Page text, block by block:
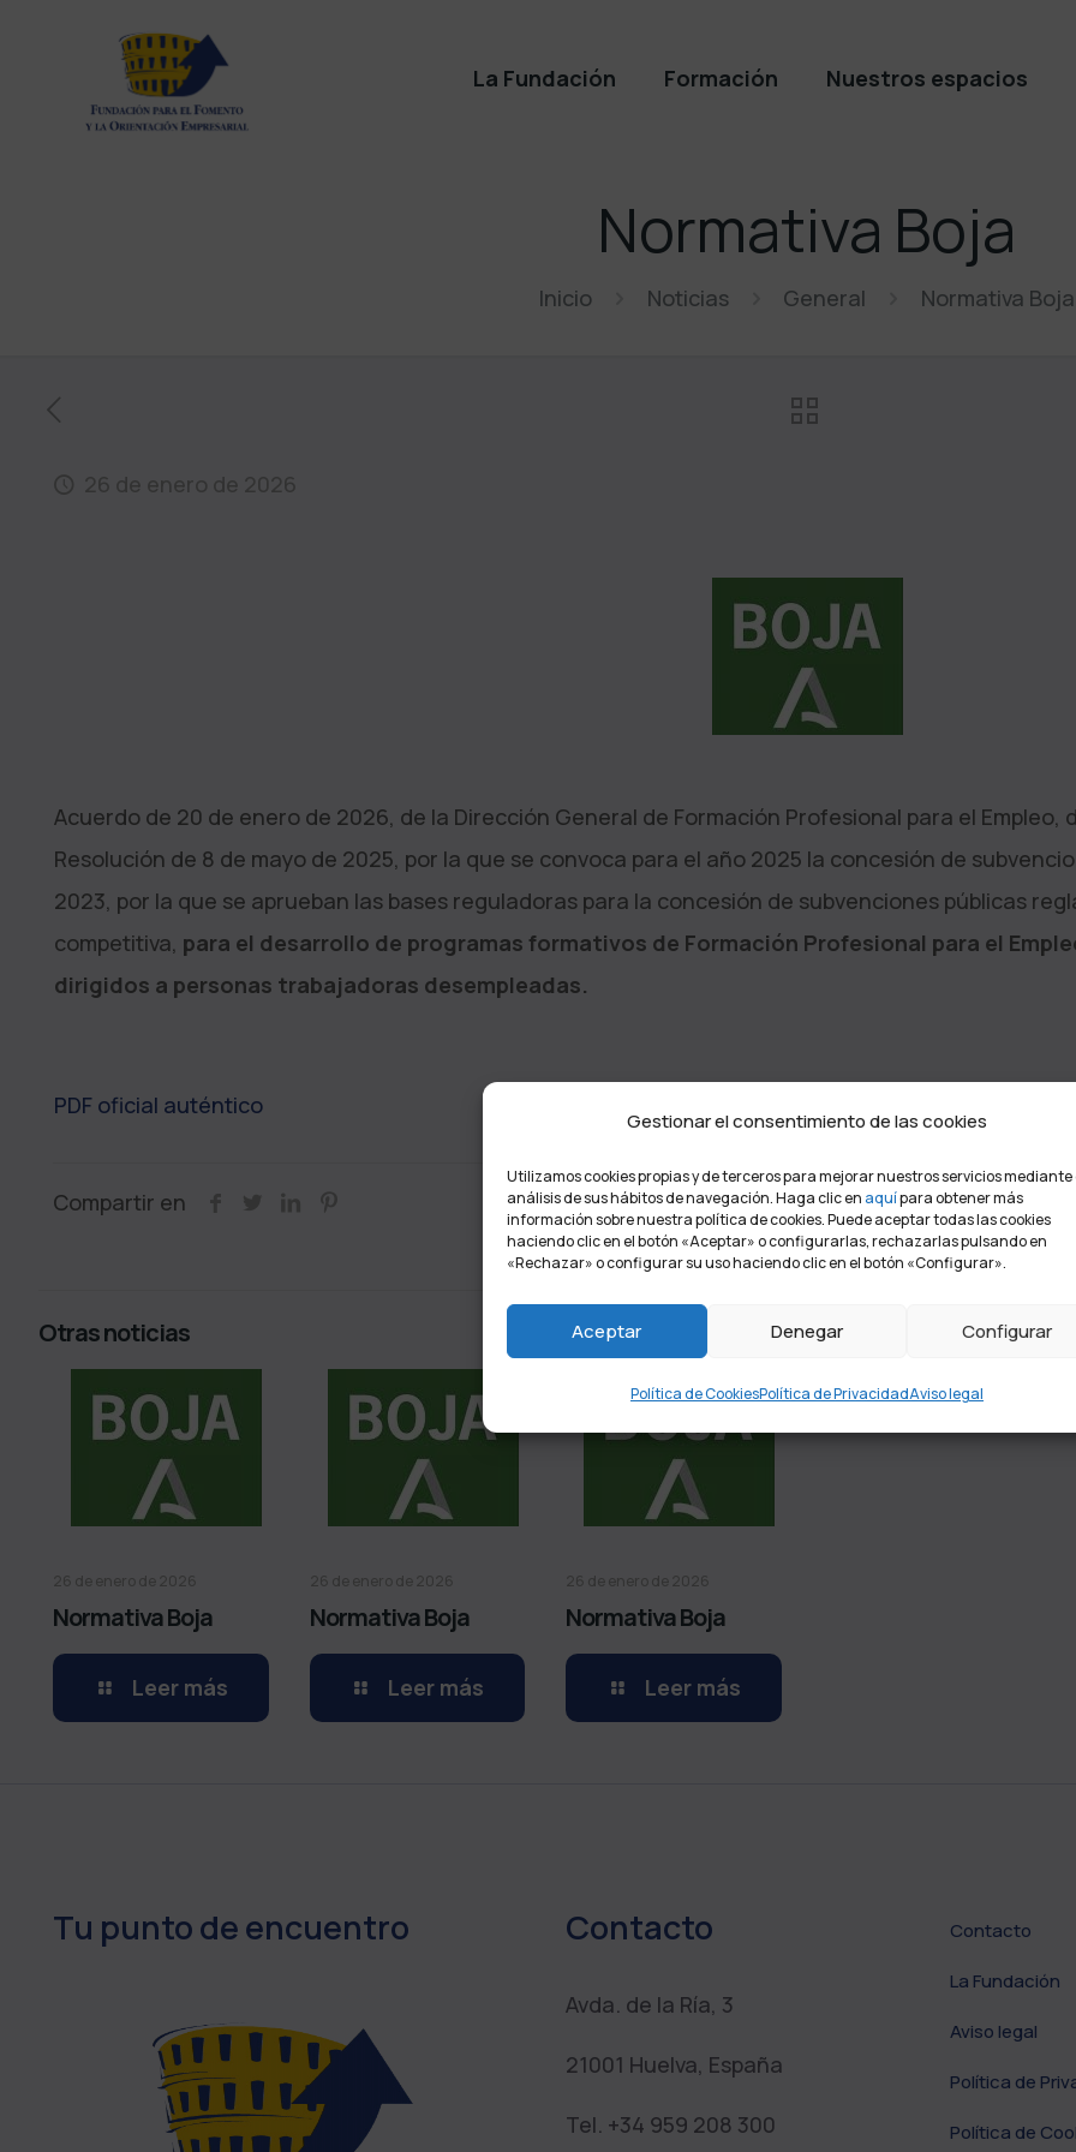
Gestionar el consentimiento de las cookies
Utilizamos cookies propias y de terceros para mejorar nuestros servicios mediante
análisis de sus hábitos de navegación. Haga clic en aquípara obtener más
información sobre nuestra política de cookies. Puede aceptar todas las cookies
haciendo clic en el botón «Aceptar» o configurarlas, rechazarlas pulsando en
«Rechazar» o configurar su uso haciendo clic en el botón «Configurar».
Aceptar Denegar Configurar
Política de CookiesPolítica de PrivacidadAviso legal
La Fundación Formación Nuestros espacios
Normativa Boja
Inicio Noticias General Normativa Boja
26 de enero de 2026
Acuerdo de 20 de enero de 2026, de la Dirección General de Formación Profesional para el Empleo,
Resolución de 8 de mayo de 2025, por la que se convoca para el año 2025 la concesión de
2023, por la que se aprueban las bases reguladoras para la concesión de subvenciones públicas
competitiva, para el desarrollo de programas formativos de Formación Profesional para el
dirigidos a personas trabajadoras desempleadas.
PDF oficial auténtico
Compartir en
Otras noticias
26 de enero de 2026
Normativa Boja
Leer más
26 de enero de 2026
Normativa Boja
Leer más
26 de enero de 2026
Normativa Boja
Leer más
Tu punto de encuentro Contacto
Avda. de la Ría, 3
21001 Huelva, España
Tel. +34 959 208 300
Contacto
La Fundación
Aviso legal
Política de
Política de